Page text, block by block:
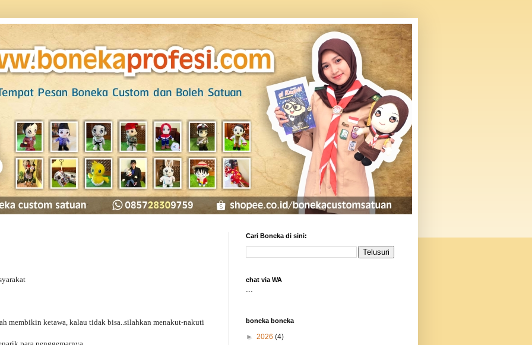
membikin ketawa, kalau tidak bisa..silahkan menakut-nakuti
Cari Boneka di sini:
chat via WA
```
boneka boneka
► 2026 (4)